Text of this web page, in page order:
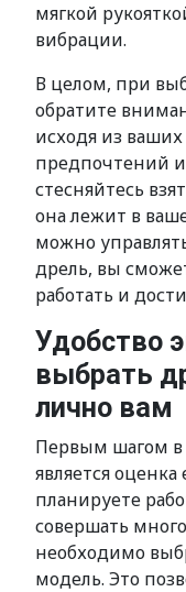
мягкой
вибрации.
В целом, при
обратите
исходя из
предпочтений
стесняйтесь
она лежит в
можно
дрель, вы
работать и
Удобство
выбрать
лично вам
Первым шагом в
является
планируете
совершать
необходимо
модель. Это